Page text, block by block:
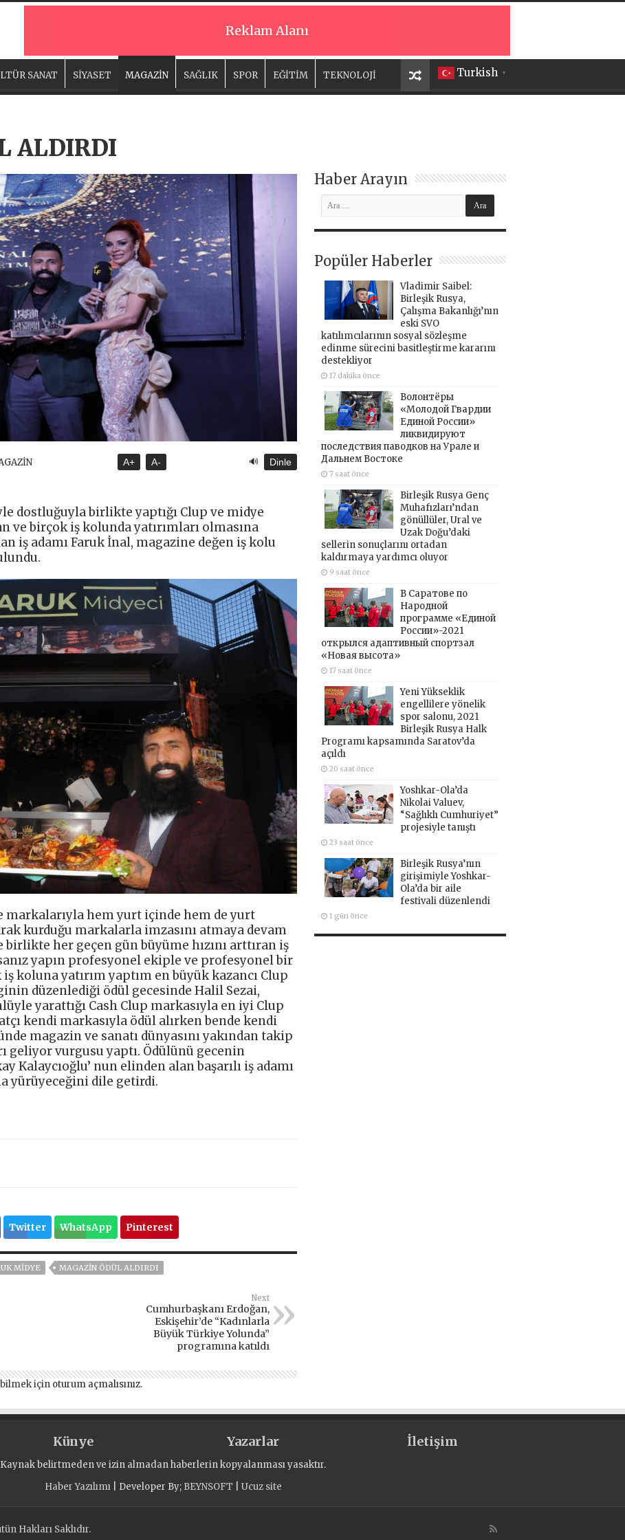
Reklam Alanı
Turkish ▼
SANAT SİYASET MAGAZİN SAĞLIK SPOR EĞİTİM TEKNOLOJİ
ALDIRDI
A+ A- 🔊 Dinle
dostluğuyla birlikte yaptığı Clup ve midye
ve birçok iş kolunda yatırımları olmasına
iş adamı Faruk İnal, magazine değen iş kolu
markalarıyla hem yurt içinde hem de yurt
kurduğu markalarla imzasını atmaya devam
her geçen gün büyüme hızını arttıran iş
yapın profesyonel ekiple ve profesyonel bir
iş koluna yatırım yaptım en büyük kazancı Clup
düzenlediği ödül gecesinde Halil Sezai,
yarattığı Cash Clup markasıyla en iyi Clup
kendi markasıyla ödül alırken bende kendi
magazin ve sanatı dünyasını yakından takip
geliyor vurgusu yaptı. Ödülünü gecenin
Kalaycıoğlu’ nun elinden alan başarılı iş adamı
yürüyeceğini dile getirdi.
Twitter WhatsApp Pinterest
MIDYE MAGAZİN ÖDÜL ALDIRDI
Next
Cumhurbaşkanı Erdoğan,
Eskişehir’de “Kadınlarla
Büyük Türkiye Yolunda”
programına katıldı
için oturum açmalısınız.
Haber Arayın
Popüler Haberler
Vladimir Saibel:
Birleşik Rusya,
Çalışma Bakanlığı’nın
eski SVO
katılımcılarının sosyal sözleşme
edinme sürecini basitleştirme kararını
destekliyor
17 dakika önce
Волонтёры
«Молодой Гвардии
Единой России»
ликвидируют
последствия паводков на Урале и
Дальнем Востоке
7 saat önce
Birleşik Rusya Genç
Muhafızları’ndan
gönüllüler, Ural ve
Uzak Doğu’daki
sellerin sonuçlarını ortadan
kaldırmaya yardımcı oluyor
9 saat önce
В Саратове по
Народной
программе «Единой
России»-2021
открылся адаптивный спортзал
«Новая высота»
17 saat önce
Yeni Yükseklik
engellilere yönelik
spor salonu, 2021
Birleşik Rusya Halk
Programı kapsamında Saratov’da
açıldı
20 saat önce
Yoshkar-Ola’da
Nikolai Valuev,
“Sağlıklı Cumhuriyet”
projesiyle tanıştı
23 saat önce
Birleşik Rusya’nın
girişimiyle Yoshkar-
Ola’da bir aile
festivali düzenlendi
1 gün önce
Künye Yazarlar İletişim
Kaynak belirtmeden ve izin almadan haberlerin kopyalanması yasaktır.
Haber Yazılımı| Developer By; BEYNSOFT Ucuz site
Hakları Saklıdır.